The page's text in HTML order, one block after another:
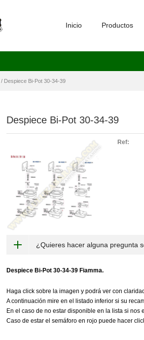
Inicio Productos
/ Despiece Bi-Pot 30-34-39
Despiece Bi-Pot 30-34-39
Ref:
¿Quieres hacer alguna pregunta
Despiece Bi-Pot 30-34-39 Fiamma.
Haga click sobre la imagen y podrá ver con
A continuación mire en el listado inferior si su
En el caso de no estar disponible en la lista si
Caso de estar el semáforo en rojo puede hacer